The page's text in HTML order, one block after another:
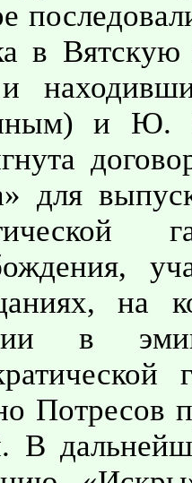
в
и Ю.
для
на
в
Потресов
В